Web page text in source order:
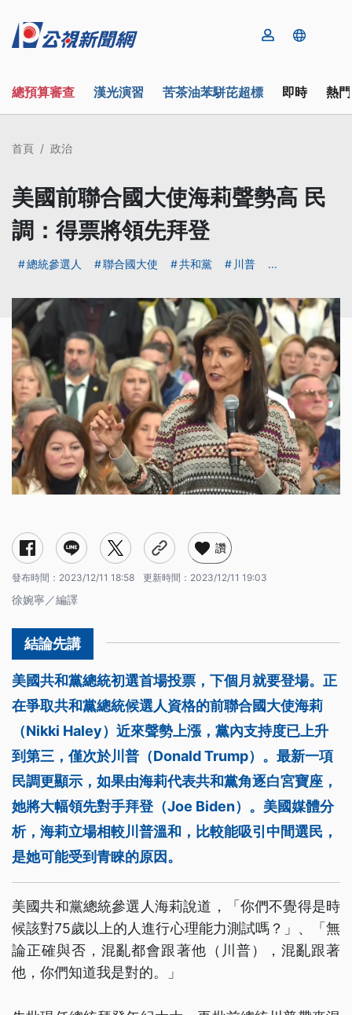
總預算審查 漢光演習 苦茶油苯駢芘超標 即時 熱
首頁 政治
美國前聯合國大使海莉聲勢高 民
調：得票將領先拜登
總統參選人 聯合國大使 共和黨 川普 ...
讚
發布時間： 2023/12/11 18:58 更新時間： 2023/12/11 19:03
徐婉寧／編譯
美國共和黨總統初選首場投票，下個月就要登場。正
在爭取共和黨總統候選人資格的前聯合國大使海莉
（Nikki Haley）近來聲勢上漲，黨內支持度已上升
到第三，僅次於川普（Donald Trump）。最新一項
民調更顯示，如果由海莉代表共和黨角逐白宮寶座，
她將大幅領先對手拜登（Joe Biden）。美國媒體分
析，海莉立場相較川普溫和，比較能吸引中間選民，
是她可能受到青睞的原因。
美國共和黨總統參選人海莉說道，「你們不覺得是時
候該對75歲以上的人進行心理能力測試嗎？」、「無
論正確與否，混亂都會跟著他（川普），混亂跟著
他，你們知道我是對的。」